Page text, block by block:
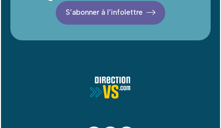
S’abonner à l’infolettre